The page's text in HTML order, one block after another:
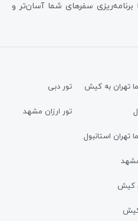
برنامه‌ریزی سفرهای شما آسان‌تر و
تهران به کیش
تهران استانبول
کیش
تور دبی
تور ارزان مشهد